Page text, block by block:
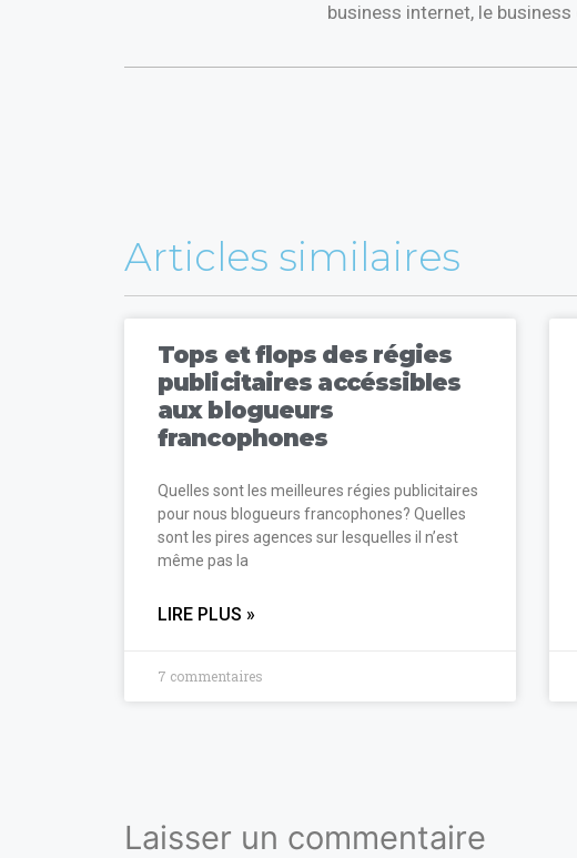
business internet, le
Articles similaires
Tops et flops des régies
publicitaires accéssibles
aux blogueurs
francophones
Quelles sont les meilleures régies publicitaires
pour nous blogueurs francophones? Quelles
sont les pires agences sur lesquelles il n’est
même pas la
LIRE PLUS »
7 commentaires
Laisser un commentaire